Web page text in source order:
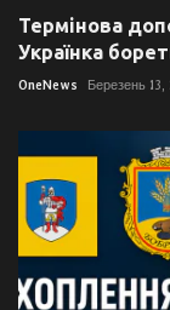
Термінова
Українка
OneNews Березень 13,